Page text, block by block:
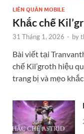
LIÊN QUÂN MOBILE
Khắc chế
31 Tháng 1, 2026 - by
Bài viết tại
chế Kil’groth hiệu
trang bị và mẹo